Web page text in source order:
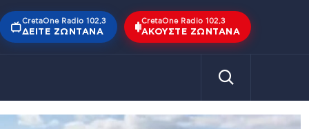
CretaOne Radio 102,3
ΔΕΊΤΕ ΖΩΝΤΑΝΆ
CretaOne Radio 102,3
ΑΚΟΎΣΤΕ ΖΩΝΤΑΝΆ